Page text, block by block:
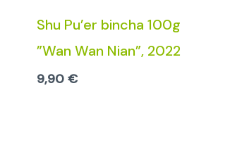
Shu Pu’er bincha 100g
”Wan Wan Nian”, 2022
9,90 €